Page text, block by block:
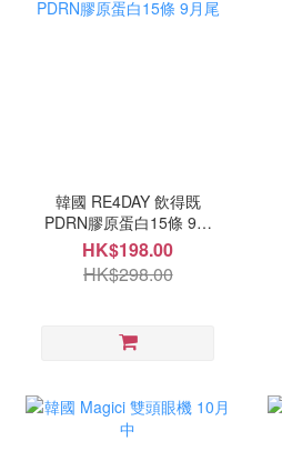
韓國 RE4DAY 飲得既
PDRN膠原蛋白15條 9月
尾
HK$198.00
HK$298.00